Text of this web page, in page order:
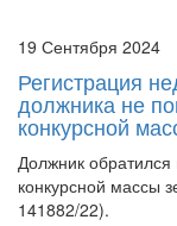
19 Сентября 2024
Регистрация
должника не
конкурсной
Должник
конкурсной массы
141882/22).